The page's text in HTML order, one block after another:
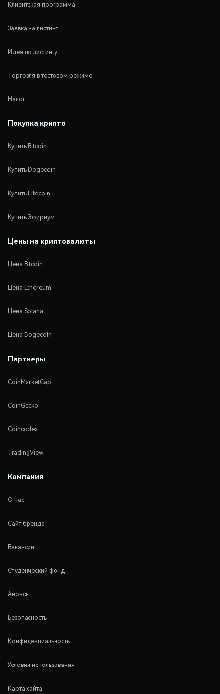
Клиентская программа
Заявка на листинг
Идея по листингу
Торговля в тестовом режиме
Налог
Покупка крипто
Купить Bitcoin
Купить Dogecoin
Купить Litecoin
Купить Эфириум
Цены на криптовалюты
Цена Bitcoin
Цена Ethereum
Цена Solana
Цена Dogecoin
Партнеры
CoinMarketCap
CoinGecko
Coincodex
TradingView
Компания
О нас
Сайт бренда
Вакансии
Студенческий фонд
Анонсы
Безопасность
Конфиденциальность
Условия использования
Карта сайта